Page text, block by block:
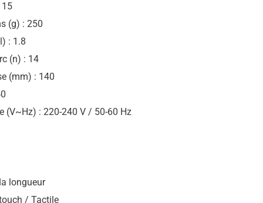
15
(g) : 250
: 1.8
(n) : 14
(mm) : 140
(V~Hz) : 220-240 V / 50-60 Hz
longueur
/ Tactile